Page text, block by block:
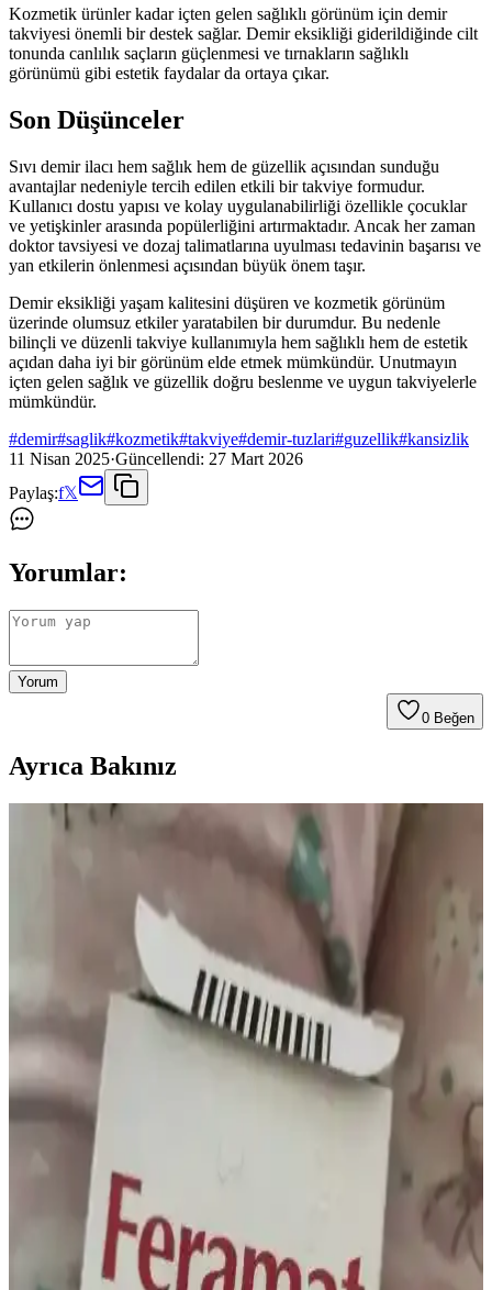
Kozmetik ürünler kadar içten gelen sağlıklı görünüm için demir
takviyesi önemli bir destek sağlar. Demir eksikliği giderildiğinde cilt
tonunda canlılık saçların güçlenmesi ve tırnakların sağlıklı
görünümü gibi estetik faydalar da ortaya çıkar.
Son Düşünceler
Sıvı demir ilacı hem sağlık hem de güzellik açısından sunduğu
avantajlar nedeniyle tercih edilen etkili bir takviye formudur.
Kullanıcı dostu yapısı ve kolay uygulanabilirliği özellikle çocuklar
ve yetişkinler arasında popülerliğini artırmaktadır. Ancak her zaman
doktor tavsiyesi ve dozaj talimatlarına uyulması tedavinin başarısı ve
yan etkilerin önlenmesi açısından büyük önem taşır.
Demir eksikliği yaşam kalitesini düşüren ve kozmetik görünüm
üzerinde olumsuz etkiler yaratabilen bir durumdur. Bu nedenle
bilinçli ve düzenli takviye kullanımıyla hem sağlıklı hem de estetik
açıdan daha iyi bir görünüm elde etmek mümkündür. Unutmayın
içten gelen sağlık ve güzellik doğru beslenme ve uygun takviyelerle
mümkündür.
#demir#saglik#kozmetik#takviye#demir-tuzlari#guzellik#kansizlik
11 Nisan 2025·Güncellendi: 27 Mart 2026
Paylaş:f𝕏
Yorumlar:
Yorum
0 Beğen
Ayrıca Bakınız
Göz Kararması ve Vitamin Eksiklikleri: B12 ve
Demirin Rolü ve Sağlık Etkileri
Göz kararması, özellikle B12 vitamini ve demir eksikliği gibi
vitamin eksikliklerinden kaynaklanabilir. Bu durum, anemi ve sinir
sistemi sorunlarına yol açarak baş dönmesi ve görme problemlerine
Cliniva Susam Yağı %100 Doğal Soğuk Sıkım 250
ml – Cilt, Bağışıklık ve Saç İçin Uygun
%100 doğal ve soğuk sıkım Cliniva Susam Yağı 250 ml, Türkiye
menşei. E vitamini, demir ve çinko içeriği bağışıklık ve cilt sağlığına
katkı iddialarını destekler; ağız bakımı ve güneş sonrası kullanımını
Bebekler İçin Demir İlacı: Doğru Bilgi ve Uzman
Danışmanlığının Önemi
Bebeklerde demir eksikliği anemisi önemli bir sağlık sorunudur.
Doğru demir takviyesi için uzman görüşü şarttır. Arama sonuçları
çoğunlukla konu dışıdır, güvenilir kaynaklara başvurulmalıdır.